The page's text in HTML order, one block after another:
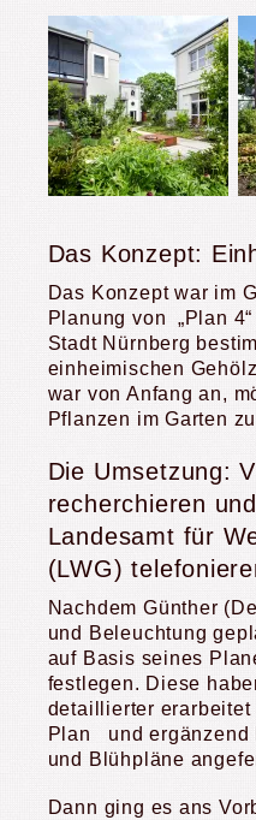
Das Konzept:
Das Konzept war im
Planung von „Plan
Stadt Nürnberg
einheimischen
war von Anfang an,
Pflanzen im Garten
Die Umsetzung:
recherchieren
Landesamt für
(LWG)
Nachdem Günther
und Beleuchtung
auf Basis seines
festlegen. Diese
detaillierter
Plan und ergänzend
und Blühpläne
Dann ging es ans